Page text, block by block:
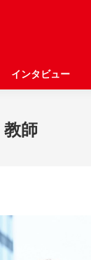
インタビュー
教師
インタビュー